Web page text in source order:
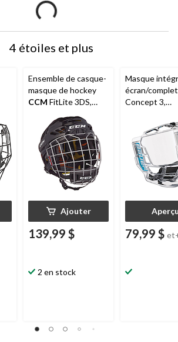
4 étoiles et plus
Ensemble de casque-
masque de hockey
CCM FitLite 3DS,
Ajouter
139,99 $
2 en stock
Masque
écran/
Concept 3,
protection en
polycarbonate
résistant aux
79,99 $